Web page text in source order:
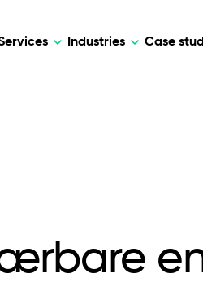
Industries Case